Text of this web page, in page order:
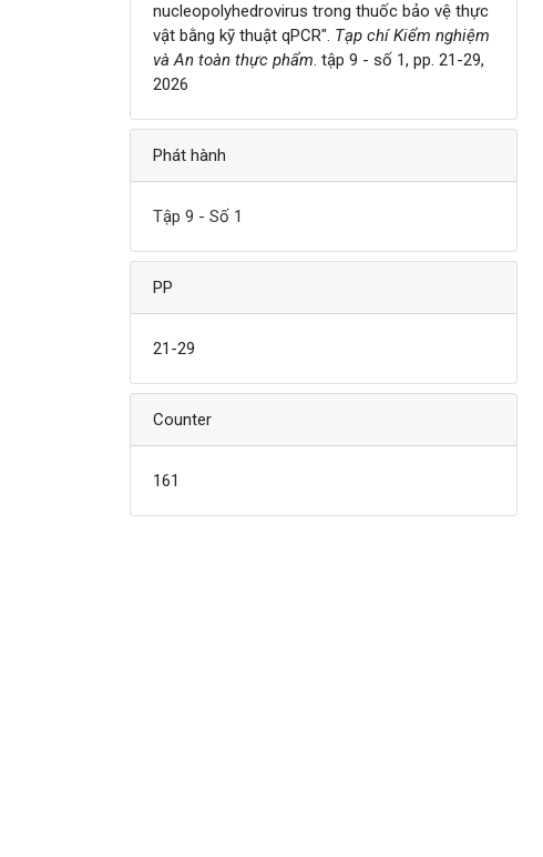
nucleopolyhedrovirus trong thuốc bảo vệ thực
vật bằng kỹ thuật qPCR". Tạp chí Kiểm nghiệm
và An toàn thực phẩm. tập 9 - số 1, pp. 21-29,
2026
Phát hành
Tập 9 - Số 1
PP
21-29
Counter
161